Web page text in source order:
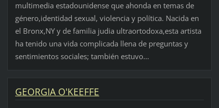
multimedia estadounidense que ahonda en temas de
género,identidad sexual, violencia y política. Nacida en
el Bronx,NY y de familia judia ultraortodoxa,esta artista
ha tenido una vida complicada llena de preguntas y
sentimientos sociales; también estuvo...
GEORGIA O'KEEFFE